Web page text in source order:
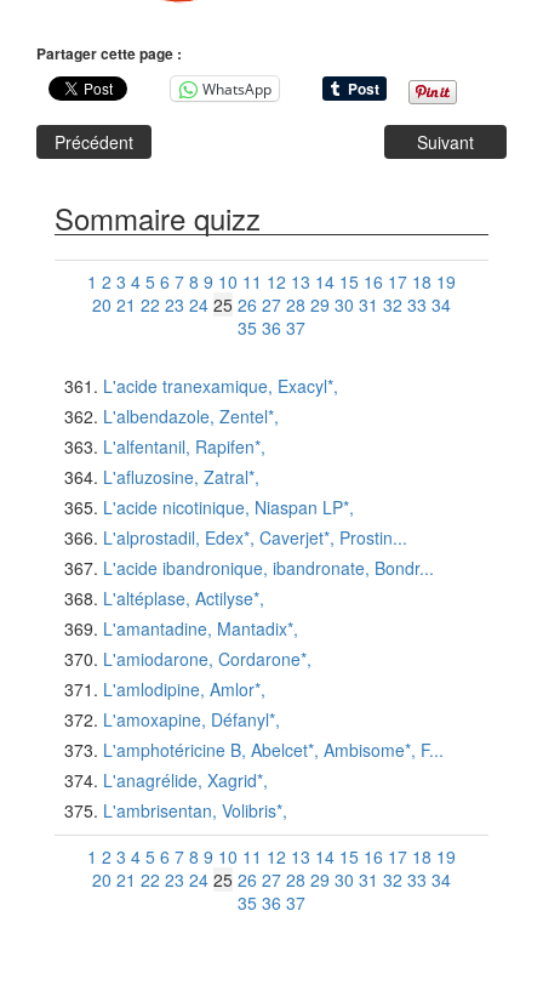
Partager cette page :
WhatsApp
Précédent Suivant
Sommaire quizz
1 2 3 4 5 6 7 8 9 10 11 12 13 14 15 16 17 18 19
20 21 22 23 24 25 26 27 28 29 30 31 32 33 34
35 36 37
L'acide tranexamique, Exacyl*,
L'albendazole, Zentel*,
L'alfentanil, Rapifen*,
L'afluzosine, Zatral*,
L'acide nicotinique, Niaspan LP*,
L'alprostadil, Edex*, Caverjet*, Prostin...
L'acide ibandronique, ibandronate, Bondr...
L'altéplase, Actilyse*,
L'amantadine, Mantadix*,
L'amiodarone, Cordarone*,
L'amlodipine, Amlor*,
L'amoxapine, Défanyl*,
L'amphotéricine B, Abelcet*, Ambisome*, F...
L'anagrélide, Xagrid*,
L'ambrisentan, Volibris*,
1 2 3 4 5 6 7 8 9 10 11 12 13 14 15 16 17 18 19
20 21 22 23 24 25 26 27 28 29 30 31 32 33 34
35 36 37